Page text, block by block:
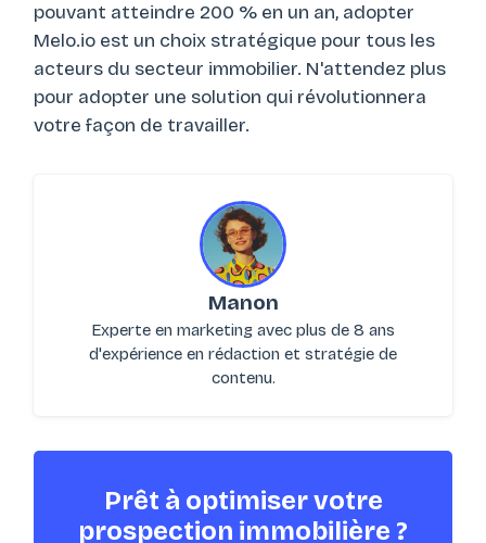
pouvant atteindre 200 % en un an, adopter
Melo.io est un choix stratégique pour tous les
acteurs du secteur immobilier. N'attendez plus
pour adopter une solution qui révolutionnera
votre façon de travailler.
Manon
Experte en marketing avec plus de 8 ans
d'expérience en rédaction et stratégie de
contenu.
Prêt à optimiser votre
prospection immobilière ?